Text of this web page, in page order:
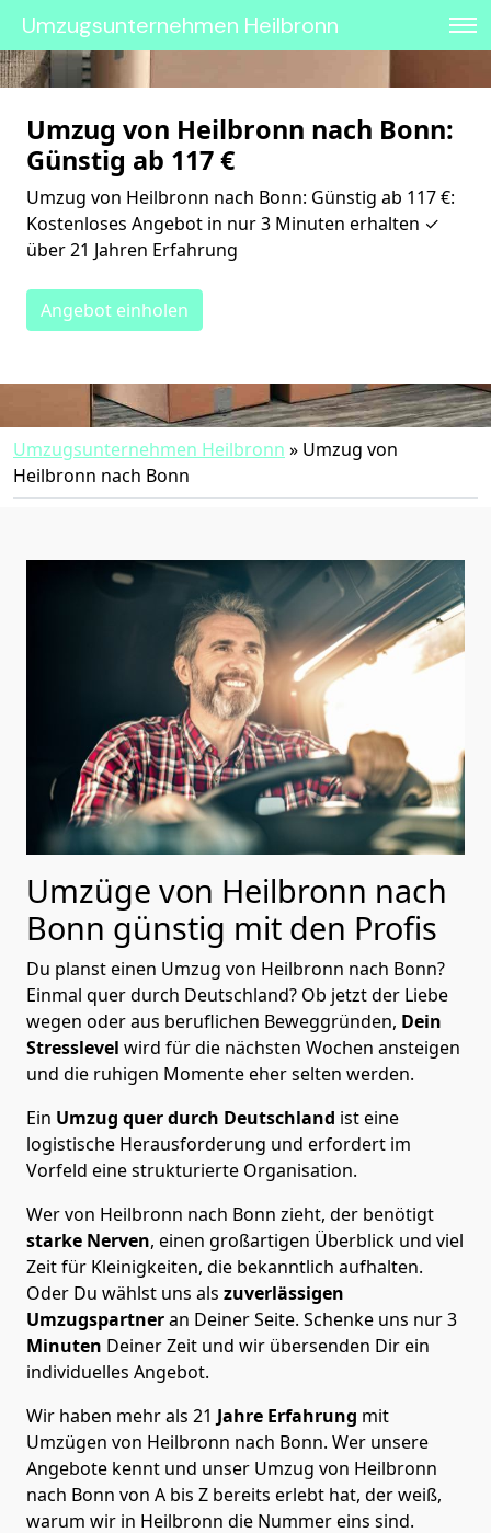
Umzugsunternehmen Heilbronn
Umzug von Heilbronn nach Bonn:
Günstig ab 117 €
Umzug von Heilbronn nach Bonn: Günstig ab 117 €:
Kostenloses Angebot in nur 3 Minuten erhalten ✓
über 21 Jahren Erfahrung
Angebot einholen
Umzugsunternehmen Heilbronn » Umzug von
Heilbronn nach Bonn
Umzüge von Heilbronn nach
Bonn günstig mit den Profis
Du planst einen Umzug von Heilbronn nach Bonn?
Einmal quer durch Deutschland? Ob jetzt der Liebe
wegen oder aus beruflichen Beweggründen, Dein
Stresslevel wird für die nächsten Wochen ansteigen
und die ruhigen Momente eher selten werden.
Ein Umzug quer durch Deutschland ist eine
logistische Herausforderung und erfordert im
Vorfeld eine strukturierte Organisation.
Wer von Heilbronn nach Bonn zieht, der benötigt
starke Nerven, einen großartigen Überblick und viel
Zeit für Kleinigkeiten, die bekanntlich aufhalten.
Oder Du wählst uns als zuverlässigen
Umzugspartneran Deiner Seite. Schenke uns nur3
Minuten Deiner Zeit und wir übersenden Dir ein
individuelles Angebot.
Wir haben mehr als 21 Jahre Erfahrung mit
Umzügen von Heilbronn nach Bonn. Wer unsere
Angebote kennt und unser Umzug von Heilbronn
nach Bonn von A bis Z bereits erlebt hat, der weiß,
warum wir in Heilbronn die Nummer eins sind.